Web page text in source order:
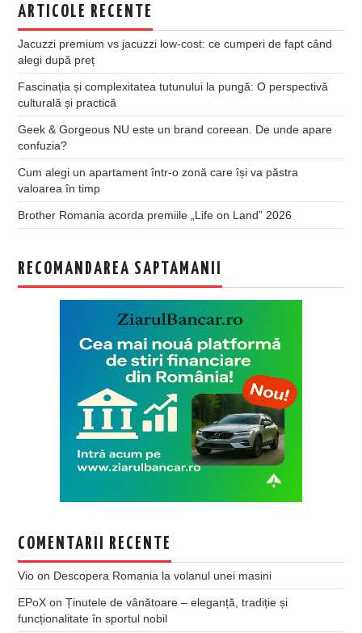
ARTICOLE RECENTE
Jacuzzi premium vs jacuzzi low-cost: ce cumperi de fapt când
alegi după preț
Fascinația și complexitatea tutunului la pungă: O perspectivă
culturală și practică
Geek & Gorgeous NU este un brand coreean. De unde apare
confuzia?
Cum alegi un apartament într-o zonă care își va păstra
valoarea în timp
Brother Romania acorda premiile „Life on Land” 2026
RECOMANDAREA SAPTAMANII
COMENTARII RECENTE
Vio on Descopera Romania la volanul unei masini
EPoX onȚinutele de vânătoare – eleganță, tradiție și
funcționalitate în sportul nobil